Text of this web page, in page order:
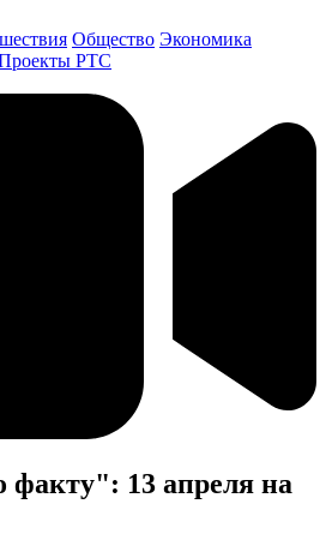
Общество Экономика
РТС
13 апреля на